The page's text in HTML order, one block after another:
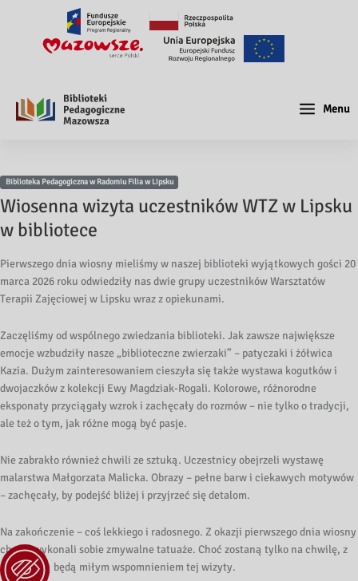
Menu
Biblioteka Pedagogiczna w Radomiu Filia w Lipsku
Wiosenna wizyta uczestników WTZ w Lipsku
w bibliotece
Pierwszego dnia wiosny mieliśmy w naszej biblioteki wyjątkowych gości 20
marca 2026 roku odwiedziły nas dwie grupy uczestników Warsztatów
Terapii Zajęciowej w Lipsku wraz z opiekunami.
Zaczęliśmy od wspólnego zwiedzania biblioteki. Jak zawsze największe
emocje wzbudziły nasze „biblioteczne zwierzaki” – patyczaki i żółwica
Kazia. Dużym zainteresowaniem cieszyła się także wystawa kogutków i
dwojaczków z kolekcji Ewy Magdziak-Rogali. Kolorowe, różnorodne
eksponaty przyciągały wzrok i zachęcały do rozmów – nie tylko o tradycji,
ale też o tym, jak różne mogą być pasje.
Nie zabrakło również chwili ze sztuką. Uczestnicy obejrzeli wystawę
malarstwa Małgorzata Malicka. Obrazy – pełne barw i ciekawych motywów
– zachęcały, by podejść bliżej i przyjrzeć się detalom.
Na zakończenie – coś lekkiego i radosnego. Z okazji pierwszego dnia wiosny
chętni wykonali sobie zmywalne tatuaże. Choć zostaną tylko na chwilę, z
pewnością będą miłym wspomnieniem tej wizyty.